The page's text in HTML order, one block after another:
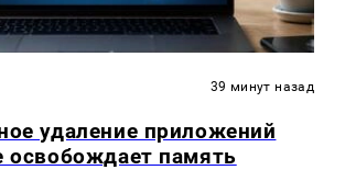
39 минут назад
удаление приложений
освобождает память